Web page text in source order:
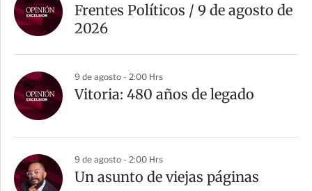
Frentes Políticos / 9 de agosto de
2026
9 de agosto - 2:00 Hrs
Vitoria: 480 años de legado
9 de agosto - 2:00 Hrs
Un asunto de viejas páginas